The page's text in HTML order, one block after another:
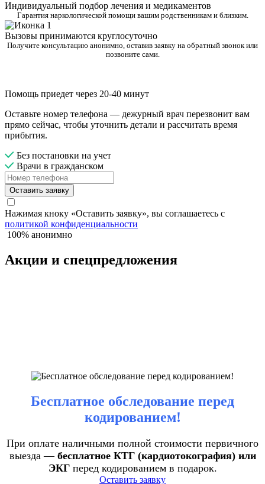
Индивидуальный подбор лечения и медикаментов
Гарантия наркологической помощи вашим родственникам и близким.
Вызовы принимаются круглосуточно
Получите консультацию анонимно, оставив заявку на обратный звонок или
позвоните сами.
Помощь приедет через 20-40 минут
Оставьте номер телефона — дежурный врач перезвонит вам
прямо сейчас, чтобы уточнить детали и рассчитать время
прибытия.
Без постановки на учет
Врачи в гражданском
Оставить заявку
Нажимая кноку «Оставить заявку», вы соглашаетесь с
политикой конфиденциальности
100% анонимно
Акции и спецпредложения
Бесплатное обследование перед
кодированием!
При оплате наличными полной стоимости первичного
выезда — бесплатное КТГ (кардиотокография) или
ЭКГперед кодированием в подарок.
Оставить заявку